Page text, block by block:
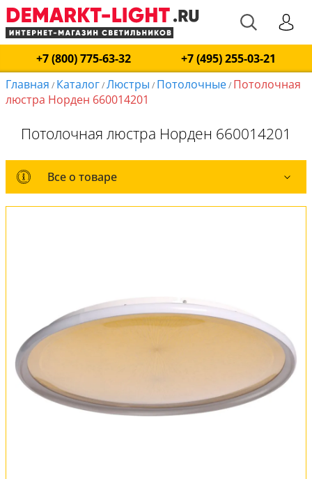
+7 (800) 775-63-32
+7 (495) 255-03-21
Главная / Каталог/Люстры / Потолочные/ Потолочная
люстра Норден 660014201
Потолочная люстра Норден 660014201
Все о товаре
Все о товаре
Оплата и доставка
FAQ